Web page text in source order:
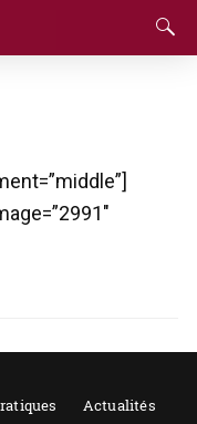
Actualités